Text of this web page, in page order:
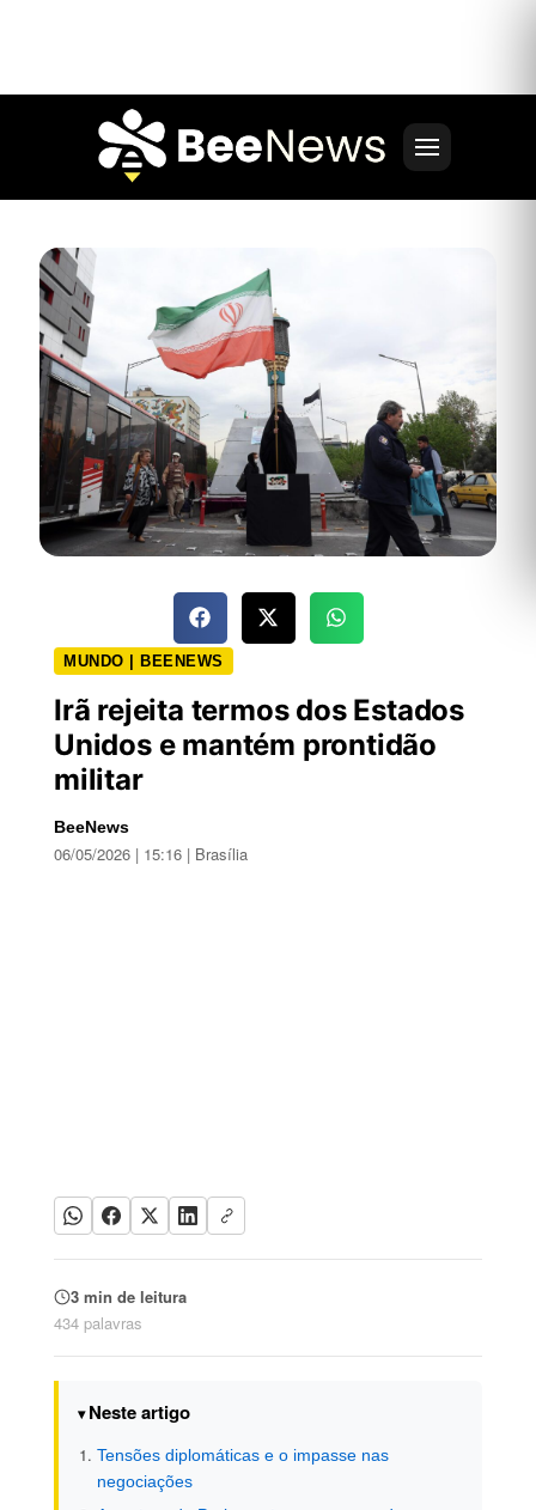
MUNDO | BEENEWS
Irã rejeita termos dos Estados
Unidos e mantém prontidão
militar
BeeNews
06/05/2026 | 15:16 | Brasília
3 min de leitura
434 palavras
Neste artigo
Tensões diplomáticas e o impasse nas
negociações